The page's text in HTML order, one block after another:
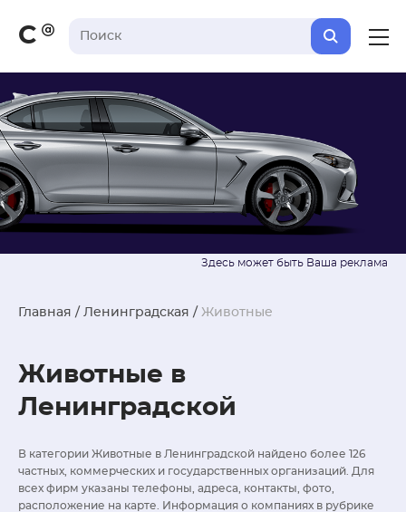
С
Главная / Ленинградская / Животные
Животные в
Ленинградской
В категории Животные в Ленинградской найдено более 126
частных, коммерческих и государственных организаций. Для
всех фирм указаны телефоны, адреса, контакты, фото,
расположение на карте. Информация о компаниях в рубрике